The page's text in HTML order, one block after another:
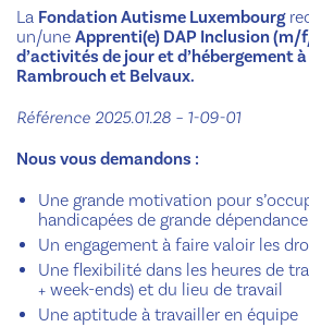
La Fondation Autisme Luxembourg
un/une Apprenti(e) DAP Inclusion (m/
d’activités de jour et d’hébergement
Rambrouch et Belvaux.
Référence 2025.01.28 – 1-09-01
Nous vous demandons :
Une grande motivation pour
handicapées de grande dépendance
Un engagement à faire valoir les
Une flexibilité dans les heures de
+ week-ends) et du lieu de travail
Une aptitude à travailler en équipe